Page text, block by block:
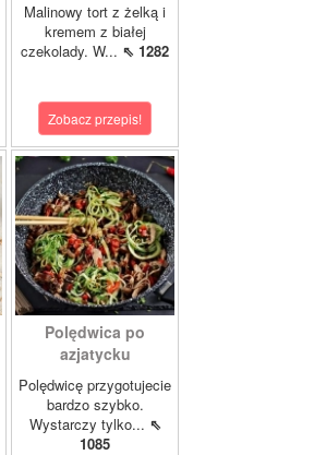
Malinowy tort z żelką i
kremem z białej
czekolady. W... ⇖ 1282
Zobacz przepis!
Polędwica po
azjatycku
Polędwicę przygotujecie
bardzo szybko.
Wystarczy tylko... ⇖
1085